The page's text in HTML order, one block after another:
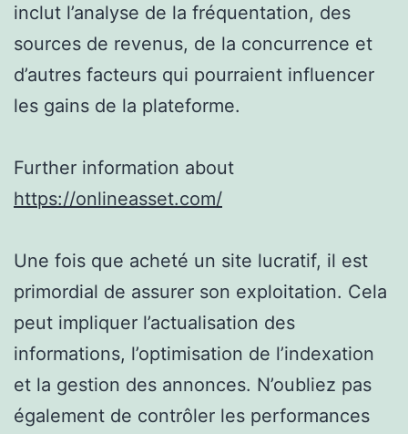
inclut l’analyse de la fréquentation, des
sources de revenus, de la concurrence et
d’autres facteurs qui pourraient influencer
les gains de la plateforme.
Further information about
https://onlineasset.com/
Une fois que acheté un site lucratif, il est
primordial de assurer son exploitation. Cela
peut impliquer l’actualisation des
informations, l’optimisation de l’indexation
et la gestion des annonces. N’oubliez pas
également de contrôler les performances